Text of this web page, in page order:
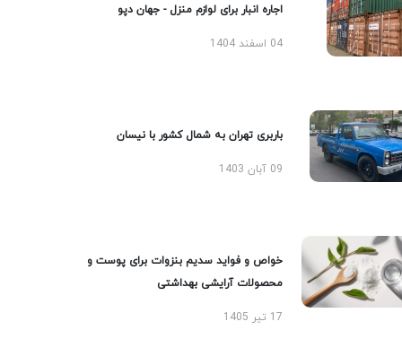
اجاره انبار برای لوازم منزل - جهان دپو
04 اسفند 1404
باربری تهران به شمال کشور با نیسان
09 آبان 1403
خواص و فواید سدیم بنزوات برای پوست و
محصولات آرایشی بهداشتی
17 تیر 1405